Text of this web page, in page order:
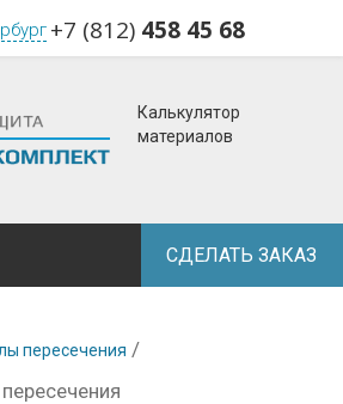
+7 (812) 458 45 68
Калькулятор
материалов
СДЕЛАТЬ ЗАКАЗ
пересечения /